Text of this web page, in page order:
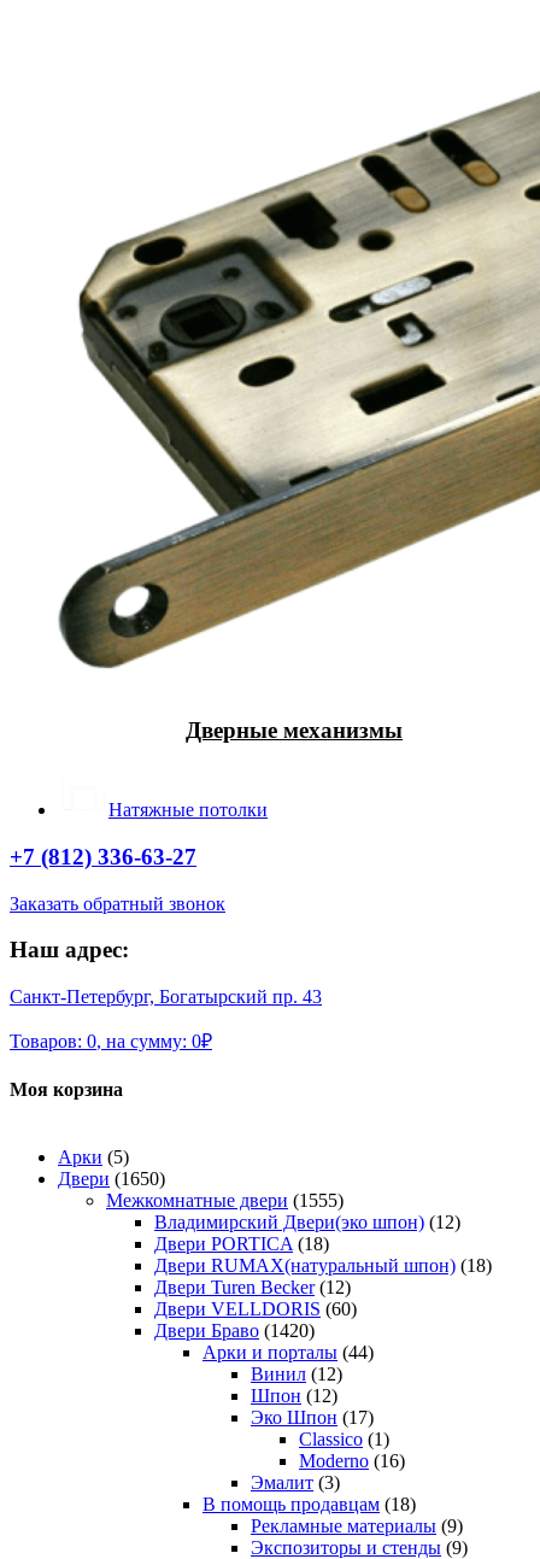
Дверные механизмы
Натяжные потолки
+7 (812) 336-63-27
Заказать обратный звонок
Наш адрес:
Санкт-Петербург, Богатырский пр. 43
Товаров: 0, на сумму: 0₽
Моя корзина
Арки (5)
Двери (1650)
Межкомнатные двери (1555)
Владимирский Двери(эко шпон) (12)
Двери PORTICA (18)
Двери RUMAX(натуральный шпон) (18)
Двери Turen Becker (12)
Двери VELLDORIS (60)
Двери Браво (1420)
Арки и порталы (44)
Винил (12)
Шпон (12)
Эко Шпон (17)
Classico (1)
Moderno (16)
Эмалит (3)
В помощь продавцам (18)
Рекламные материалы (9)
Экспозиторы и стенды (9)